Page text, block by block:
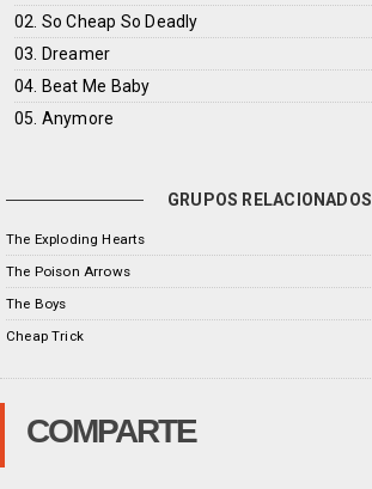
02. So Cheap So Deadly
03. Dreamer
04. Beat Me Baby
05. Anymore
GRUPOS RELACIONADOS
The Exploding Hearts
The Poison Arrows
The Boys
Cheap Trick
COMPARTE